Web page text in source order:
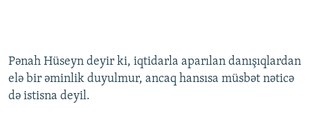
Pənah Hüseyn deyir ki, iqtidarla aparılan danışıqlardan
elə bir əminlik duyulmur, ancaq hansısa müsbət nəticə
də istisna deyil.